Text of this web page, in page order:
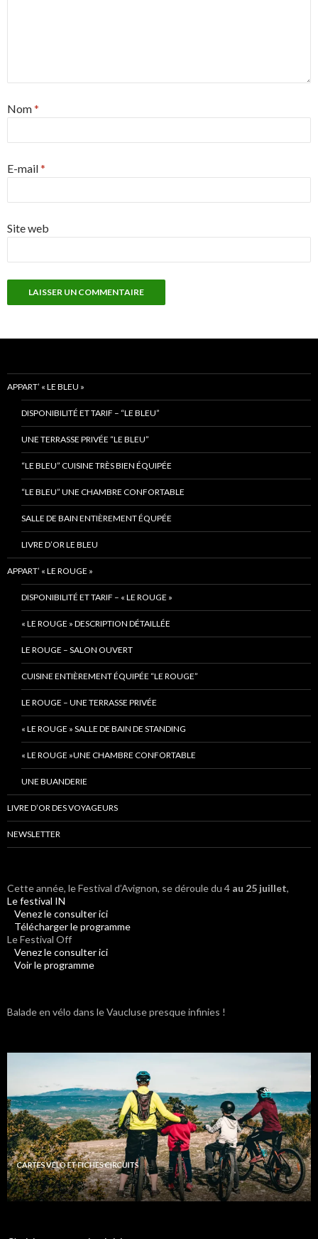
Nom*
E-mail*
Site web
APPART’ « LE BLEU »
DISPONIBILITÉ ET TARIF – “LE BLEU”
UNE TERRASSE PRIVÉE “LE BLEU”
“LE BLEU” CUISINE TRÈS BIEN ÉQUIPÉE
“LE BLEU” UNE CHAMBRE CONFORTABLE
SALLE DE BAIN ENTIÈREMENT ÉQUPÉE
LIVRE D’OR LE BLEU
APPART’ « LE ROUGE »
DISPONIBILITÉ ET TARIF – « LE ROUGE »
« LE ROUGE » DESCRIPTION DÉTAILLÉE
LE ROUGE – SALON OUVERT
CUISINE ENTIÈREMENT ÉQUIPÉE “LE ROUGE”
LE ROUGE – UNE TERRASSE PRIVÉE
« LE ROUGE » SALLE DE BAIN DE STANDING
« LE ROUGE »UNE CHAMBRE CONFORTABLE
UNE BUANDERIE
LIVRE D’OR DES VOYAGEURS
NEWSLETTER
Cette année, le Festival d’Avignon, se déroule du 4 au 25 juillet,
Le festival IN
Venez le consulter ici
Télécharger le programme
Le Festival Off
Venez le consulter ici
Voir le programme
Balade en vélo dans le Vaucluse presque infinies !